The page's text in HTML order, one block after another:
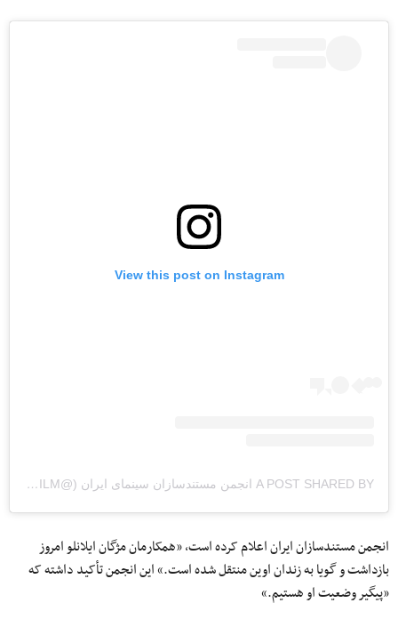
View this post on Instagram
A POST SHARED BY انجمن مستندسازان سینمای ایران (@IRANDOCFILM)
انجمن مستندسازان ایران اعلام کرده است، «همکارمان مژگان ایلانلو امروز
بازداشت و گویا به زندان اوین منتقل شده است.» این انجمن تأکید داشته که
«پیگیر وضعیت او هستیم.»